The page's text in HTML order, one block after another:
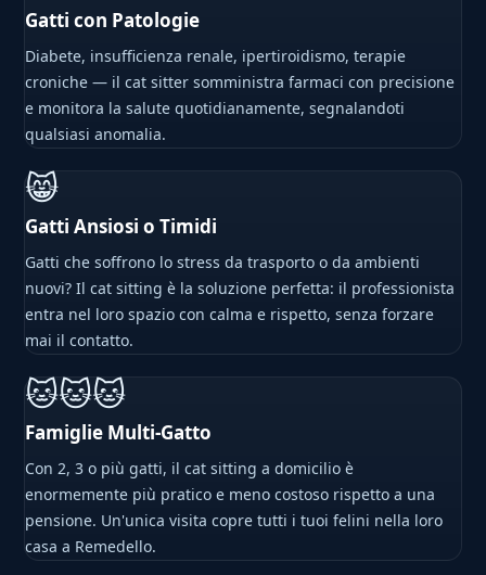
Gatti con Patologie
Diabete, insufficienza renale, ipertiroidismo, terapie
croniche — il cat sitter somministra farmaci con precisione
e monitora la salute quotidianamente, segnalandoti
qualsiasi anomalia.
😸
Gatti Ansiosi o Timidi
Gatti che soffrono lo stress da trasporto o da ambienti
nuovi? Il cat sitting è la soluzione perfetta: il professionista
entra nel loro spazio con calma e rispetto, senza forzare
mai il contatto.
🐱🐱🐱
Famiglie Multi-Gatto
Con 2, 3 o più gatti, il cat sitting a domicilio è
enormemente più pratico e meno costoso rispetto a una
pensione. Un'unica visita copre tutti i tuoi felini nella loro
casa a Remedello.